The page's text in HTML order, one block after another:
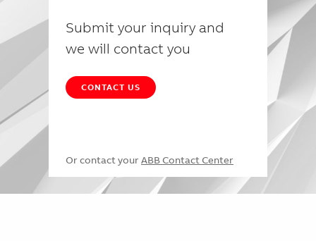
Submit your inquiry and
we will contact you
CONTACT US
Or contact your ABB Contact Center